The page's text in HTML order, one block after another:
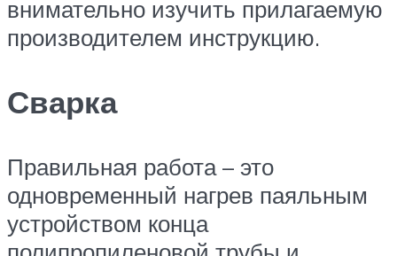
внимательно изучить прилагаемую
производителем инструкцию.
Сварка
Правильная работа – это
одновременный нагрев паяльным
устройством конца